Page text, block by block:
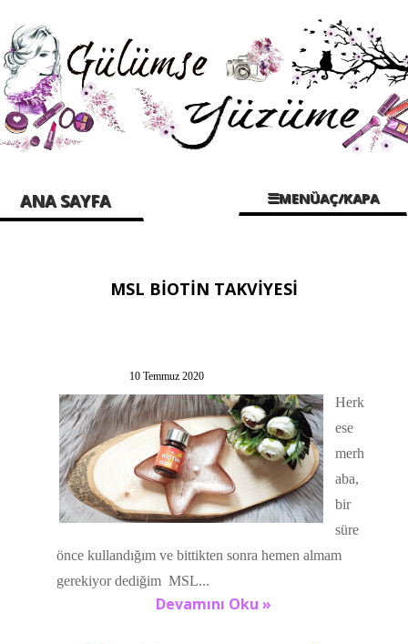
ANA SAYFA ☰MENÜAÇ/KAPA
MSL BİOTİN TAKVİYESİ
10 Temmuz 2020
Herk
ese
merh
aba,
bir
süre
önce kullandığım ve bittikten sonra hemen almam
gerekiyor dediğim MSL...
Devamını Oku »